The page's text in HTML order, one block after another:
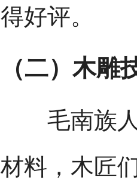
得好评。
（二）木雕
毛南族人
材料，木匠